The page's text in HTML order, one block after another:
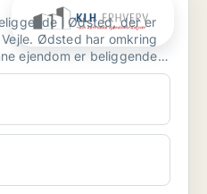
i Ødsted, der er
Ødsted har omkring
ejendom er beliggende